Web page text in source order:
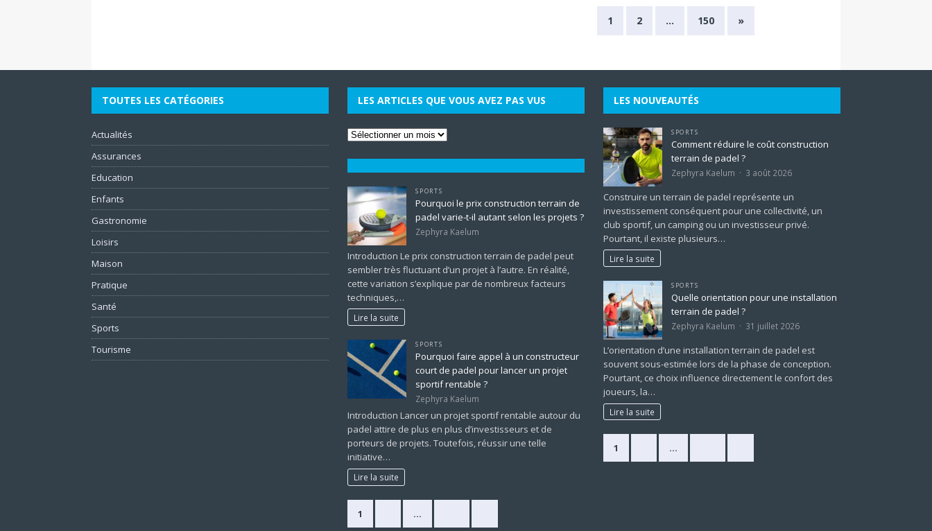
1 2 … 150 »
TOUTES LES CATÉGORIES
Actualités
Assurances
Education
Enfants
Gastronomie
Loisirs
Maison
Pratique
Santé
Sports
Tourisme
LES ARTICLES QUE VOUS AVEZ PAS VUS
SPORTS
Pourquoi le prix construction terrain de
padel varie-t-il autant selon les projets ?
Zephyra Kaelum
Introduction Le prix construction terrain de padel peut
sembler très fluctuant d’un projet à l’autre. En réalité,
cette variation s’explique par de nombreux facteurs
techniques,…
Lire la suite
SPORTS
Pourquoi faire appel à un constructeur
court de padel pour lancer un projet
sportif rentable ?
Zephyra Kaelum
Introduction Lancer un projet sportif rentable autour du
padel attire de plus en plus d’investisseurs et de
porteurs de projets. Toutefois, réussir une telle
initiative…
Lire la suite
1 …
LES NOUVEAUTÉS
SPORTS
Comment réduire le coût construction
terrain de padel ?
Zephyra Kaelum 3 août 2026
Construire un terrain de padel représente un
investissement conséquent pour une collectivité, un
club sportif, un camping ou un investisseur privé.
Pourtant, il existe plusieurs…
Lire la suite
SPORTS
Quelle orientation pour une installation
terrain de padel ?
Zephyra Kaelum 31 juillet 2026
L’orientation d’une installation terrain de padel est
souvent sous-estimée lors de la phase de conception.
Pourtant, ce choix influence directement le confort des
joueurs, la…
Lire la suite
1 …